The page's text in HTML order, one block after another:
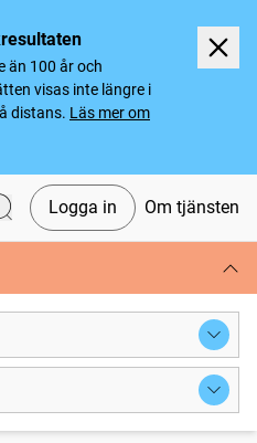
än 100 år och
visas inte längre i
distans. Läs mer om
Logga in Om tjänsten